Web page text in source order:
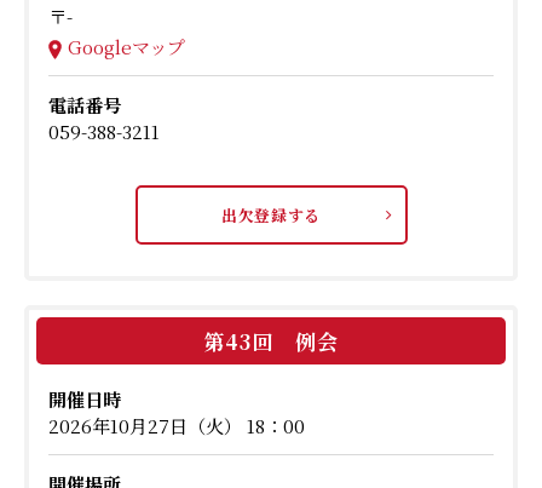
〒-
Googleマップ
電話番号
059-388-3211
出欠登録する
第43回 例会
開催日時
2026年10月27日（火） 18：00